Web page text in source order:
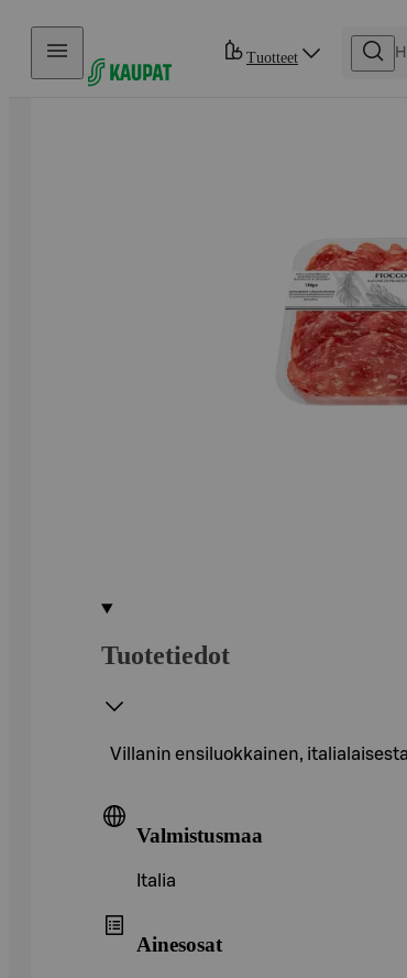
Hyppää sisältöön
Tuotteet
Tuotetiedot
Villanin ensiluokkainen,
Valmistusmaa
Italia
Ainesosat